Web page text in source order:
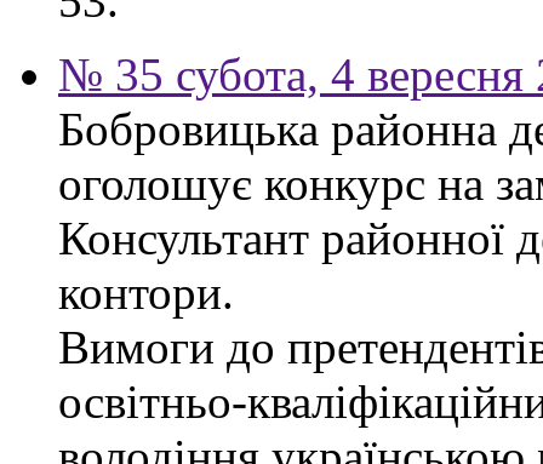
№ 35 субота, 4 вересня
Бобровицька районна
оголошує конкурс на
Консультант районної
контори.
Вимоги до
освітньо-